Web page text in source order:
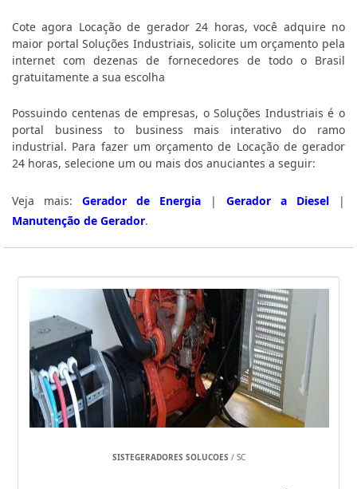
Cote agora Locação de gerador 24 horas, você adquire no
maior portal Soluções Industriais, solicite um orçamento pela
internet com dezenas de fornecedores de todo o Brasil
gratuitamente a sua escolha
Possuindo centenas de empresas, o Soluções Industriais é o
portal business to business mais interativo do ramo
industrial. Para fazer um orçamento de Locação de gerador
24 horas, selecione um ou mais dos anuciantes a seguir:
Veja mais: Gerador de Energia | Gerador a Diesel |
Manutenção de Gerador.
SISTEGERADORES SOLUCOES / SC